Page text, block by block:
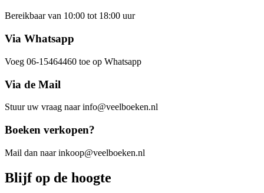
Bereikbaar van 10:00 tot 18:00 uur
Via Whatsapp
Voeg 06-15464460 toe op Whatsapp
Via de Mail
Stuur uw vraag naar info@veelboeken.nl
Boeken verkopen?
Mail dan naar inkoop@veelboeken.nl
Blijf op de hoogte